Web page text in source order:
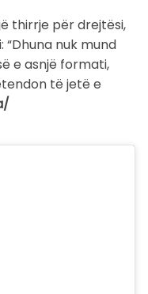
thirrje për drejtësi,
nuk mund
e asnjë formati,
të jetë e